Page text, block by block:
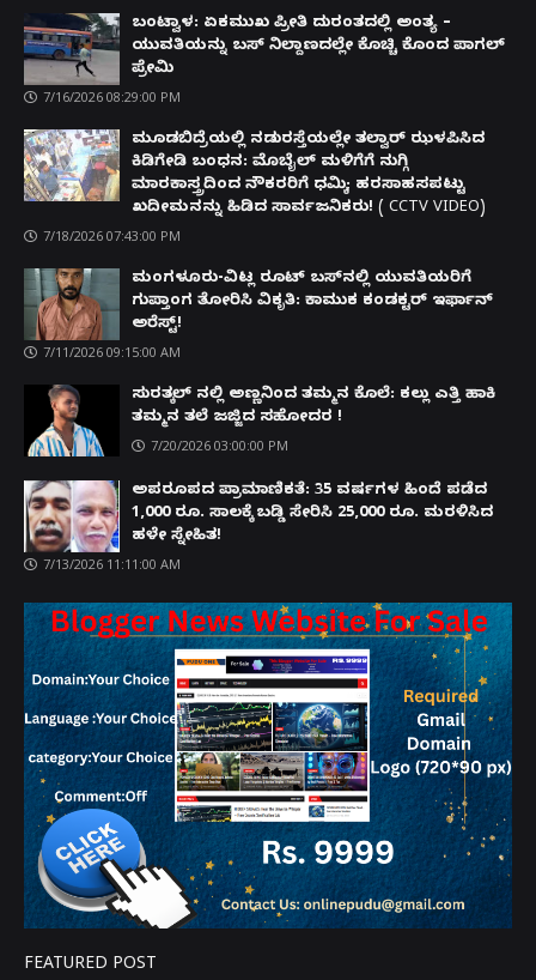
ಬಂಟ್ವಾಳ: ಏಕಮುಖ ಪ್ರೀತಿ ದುರಂತದಲ್ಲಿ ಅಂತ್ಯ –
ಯುವತಿಯನ್ನು ಬಸ್ ನಿಲ್ದಾಣದಲ್ಲೇ ಕೊಚ್ಚಿ ಕೊಂದ ಪಾಗಲ್
ಪ್ರೇಮಿ
7/16/2026 08:29:00 PM
ಮೂಡಬಿದ್ರೆಯಲ್ಲಿ ನಡುರಸ್ತೆಯಲ್ಲೇ ತಲ್ವಾರ್ ಝಳಪಿಸಿದ
ಕಿಡಿಗೇಡಿ ಬಂಧನ: ಮೊಬೈಲ್ ಮಳಿಗೆಗೆ ನುಗ್ಗಿ
ಮಾರಕಾಸ್ತ್ರದಿಂದ ನೌಕರರಿಗೆ ಧಮ್ಕಿ; ಹರಸಾಹಸಪಟ್ಟು
ಖದೀಮನನ್ನು ಹಿಡಿದ ಸಾರ್ವಜನಿಕರು! ( CCTV VIDEO)
7/18/2026 07:43:00 PM
ಮಂಗಳೂರು-ವಿಟ್ಲ ರೂಟ್ ಬಸ್‌ನಲ್ಲಿ ಯುವತಿಯರಿಗೆ
ಗುಪ್ತಾಂಗ ತೋರಿಸಿ ವಿಕೃತಿ: ಕಾಮುಕ ಕಂಡಕ್ಟರ್ ಇರ್ಫಾನ್
ಅರೆಸ್ಟ್!
7/11/2026 09:15:00 AM
ಸುರತ್ಕಲ್ ನಲ್ಲಿ ಅಣ್ಣನಿಂದ ತಮ್ಮನ ಕೊಲೆ: ಕಲ್ಲು ಎತ್ತಿ ಹಾಕಿ
ತಮ್ಮನ ತಲೆ ಜಜ್ಜಿದ ಸಹೋದರ !
7/20/2026 03:00:00 PM
ಅಪರೂಪದ ಪ್ರಾಮಾಣಿಕತೆ: 35 ವರ್ಷಗಳ ಹಿಂದೆ ಪಡೆದ
1,000 ರೂ. ಸಾಲಕ್ಕೆ ಬಡ್ಡಿ ಸೇರಿಸಿ 25,000 ರೂ. ಮರಳಿಸಿದ
ಹಳೇ ಸ್ನೇಹಿತ!
7/13/2026 11:11:00 AM
FEATURED POST